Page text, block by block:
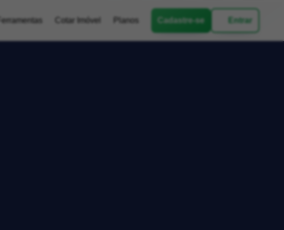
Ferramentas Cotar Imóvel Planos Cadastre-se Entrar